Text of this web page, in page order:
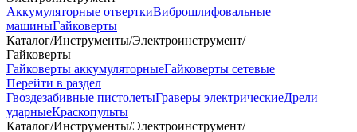
Аккумуляторные отверткиВиброшлифовальные
машиныГайковерты
Каталог/Инструменты/Электроинструмент/
Гайковерты
Гайковерты аккумуляторныеГайковерты сетевые
Перейти в раздел
Гвоздезабивные пистолетыГраверы электрическиеДрели
ударныеКраскопульты
Каталог/Инструменты/Электроинструмент/